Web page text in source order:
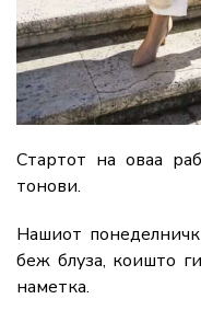
Стартот на оваа
тонови.
Нашиот
беж блуза, коишто
наметка.